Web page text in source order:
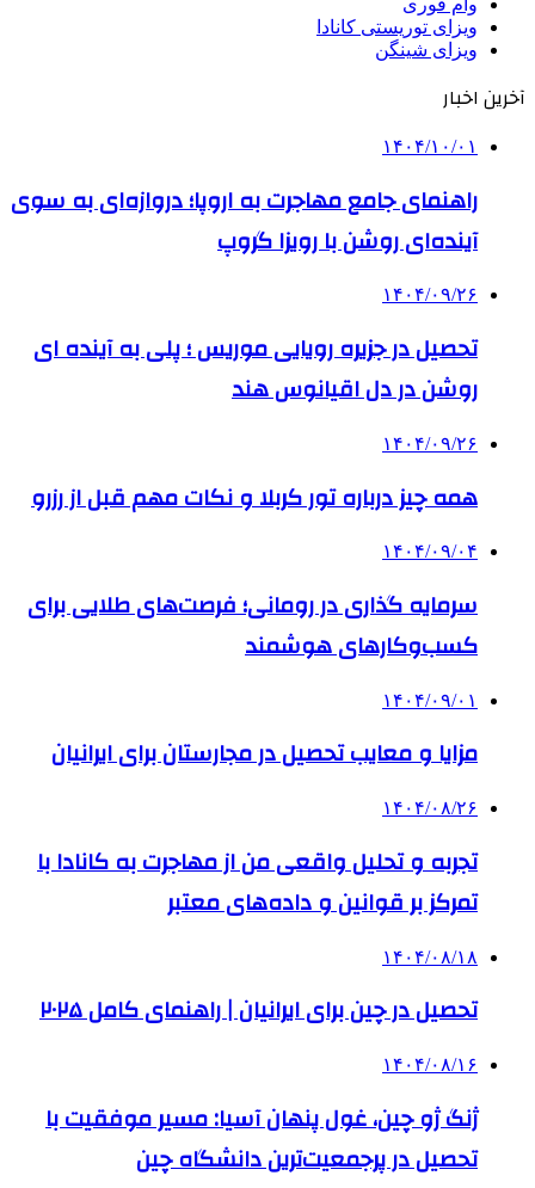
وام فوری
ویزای توریستی کانادا
ویزای شینگن
آخرین اخبار
۱۴۰۴/۱۰/۰۱
راهنمای جامع مهاجرت به اروپا؛ دروازه‌ای به سوی
آینده‌ای روشن با رویزا گروپ
۱۴۰۴/۰۹/۲۶
تحصیل در جزیره رویایی موریس ؛ پلی به آینده ‌ای
روشن در دل اقیانوس ‌هند
۱۴۰۴/۰۹/۲۶
همه چیز درباره تور کربلا و نکات مهم قبل از رزرو
۱۴۰۴/۰۹/۰۴
سرمایه گذاری در رومانی؛ فرصت‌های طلایی برای
کسب‌وکارهای هوشمند
۱۴۰۴/۰۹/۰۱
مزایا و معایب تحصیل در مجارستان برای ایرانیان
۱۴۰۴/۰۸/۲۶
تجربه و تحلیل واقعی من از مهاجرت به کانادا با
تمرکز بر قوانین و داده‌های معتبر
۱۴۰۴/۰۸/۱۸
تحصیل در چین برای ایرانیان | راهنمای کامل ۲۰۲۵
۱۴۰۴/۰۸/۱۶
ژنگ ژو چین، غول پنهان آسیا: مسیر موفقیت با
تحصیل در پرجمعیت‌ترین دانشگاه چین